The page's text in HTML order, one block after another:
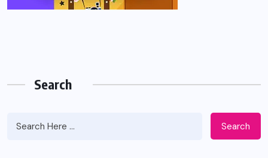
Search
Search